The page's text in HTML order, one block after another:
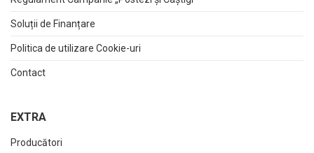
Soluții de Finanțare
Politica de utilizare Cookie-uri
Contact
EXTRA
Producători